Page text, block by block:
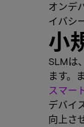
オンデ
イバシ
小
SLMは
ます。
スマー
デバイ
向上さ